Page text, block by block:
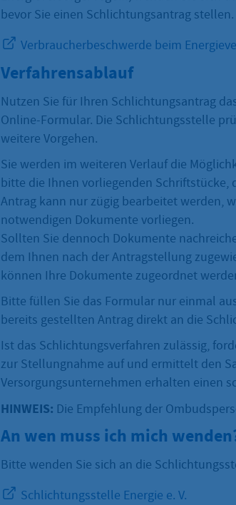
bevor Sie einen Schlichtungsantrag stellen.
Verbraucherbeschwerde beim
Verfahrensablauf
Nutzen Sie für Ihren Schlichtungsantrag
Online-Formular. Die Schlichtungsstelle
weitere Vorgehen.
Sie werden im weiteren Verlauf die
bitte die Ihnen vorliegenden
Antrag kann nur zügig bearbeitet werden,
notwendigen Dokumente vorliegen.
Sollten Sie dennoch Dokumente
dem Ihnen nach der Antragstellung
können Ihre Dokumente zugeordnet
Bitte füllen Sie das Formular nur einmal
bereits gestellten Antrag direkt an die
Ist das Schlichtungsverfahren zulässig,
zur Stellungnahme auf und ermittelt den
Versorgungsunternehmen erhalten einen
HINWEIS: Die Empfehlung der
An wen muss ich mich
Bitte wenden Sie sich an die
Schlichtungsstelle Energie e. V.